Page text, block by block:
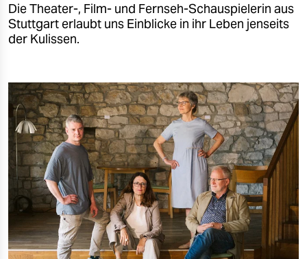
Die Theater-, Film- und Fernseh-Schauspielerin aus
Stuttgart erlaubt uns Einblicke in ihr Leben jenseits
der Kulissen.